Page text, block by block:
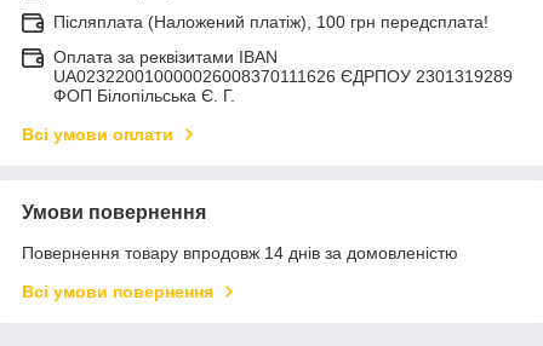
Післяплата (Наложений платіж), 100 грн передсплата!
Оплата за реквізитами IBAN
UA023220010000026008370111626 ЄДРПОУ 2301319289
ФОП Білопільська Є. Г.
Всі умови оплати
Умови повернення
Повернення товару впродовж 14 днів за домовленістю
Всі умови повернення